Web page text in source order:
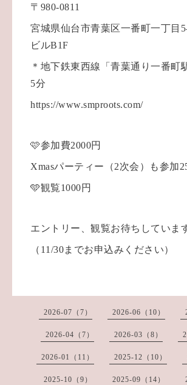
〒980-0811
宮城県仙台市青葉区一番町一丁目
ビルB1F
＊地下鉄東西線「青葉通り一番町
5分
https://www.smproots.com/
🩷参加費2000円
Xmasパーティー（2次会）も参加
🩵観覧1000円
エントリー、観覧お待ちしていま
（11/30までお申込みください）
2026-07（7） 2026-06（10）
2026-04（7） 2026-03（8）
2026-01（11） 2025-12（10）
2025-10（9） 2025-09（14）